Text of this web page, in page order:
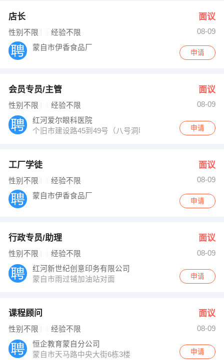
店长 面议
性别不限 经验不限
08-09
蒙自市伊香食品厂
申请
会员专员/主管 面议
性别不限 经验不限
08-09
红河爱尔眼科医院
个旧市建设路45到49号（八号洞明珠小区对面）申请
工厂学徒 面议
性别不限 经验不限
08-09
蒙自市伊香食品厂
申请
行政专员/助理 面议
性别不限 经验不限
08-09
红河新世纪创意印务有限公司
蒙自市雨过铺加油站对面
申请
课程顾问 面议
性别不限 经验不限
08-09
恒企教育蒙自分公司
蒙自市天马路中央大街6栋3楼
申请